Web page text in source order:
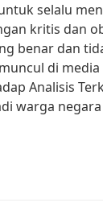
selalu
kritis dan
benar dan
di media
Analisis
warga